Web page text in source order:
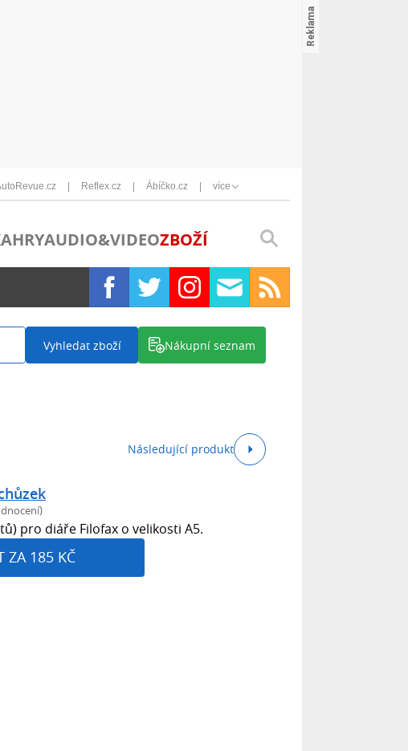
Reflex.cz Ábíčko.cz více
HRYAUDIO&VIDEOZBOŽÍ
Vyhledat zboží Nákupní seznam
Následující produkt
pro diáře Filofax o velikosti A5.
ZA 185 KČ